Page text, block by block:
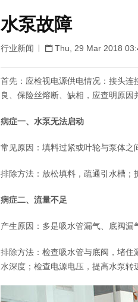
水泵故障
行业新闻 Thu, 29 Mar 2018
首先：应检视电源供电情况：接头
良、保险丝熔断、缺相，应查明原因
病症一、水泵无法启动
常见原因：填料过紧或叶轮与泵体
排除方法：放松填料，疏通引水槽；
病症二、流量不足
产生原因：多是吸水管漏气、底阀
排除方法：检查吸水管与底阀，堵
水深度；检查电源电压，提高水泵转